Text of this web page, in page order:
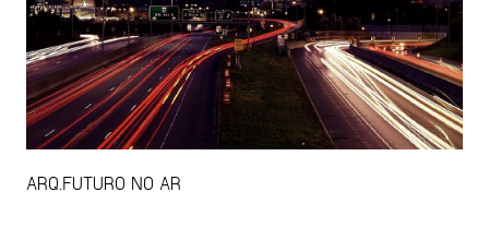
ARQ.FUTURO NO AR